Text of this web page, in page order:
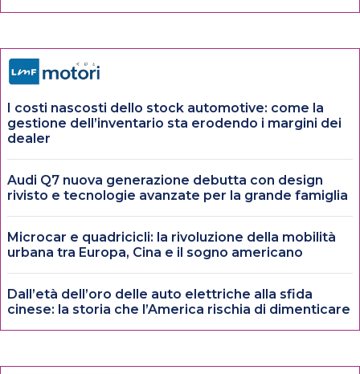
I costi nascosti dello stock automotive: come la
gestione dell’inventario sta erodendo i margini dei
dealer
Audi Q7 nuova generazione debutta con design
rivisto e tecnologie avanzate per la grande famiglia
Microcar e quadricicli: la rivoluzione della mobilità
urbana tra Europa, Cina e il sogno americano
Dall’età dell’oro delle auto elettriche alla sfida
cinese: la storia che l’America rischia di dimenticare